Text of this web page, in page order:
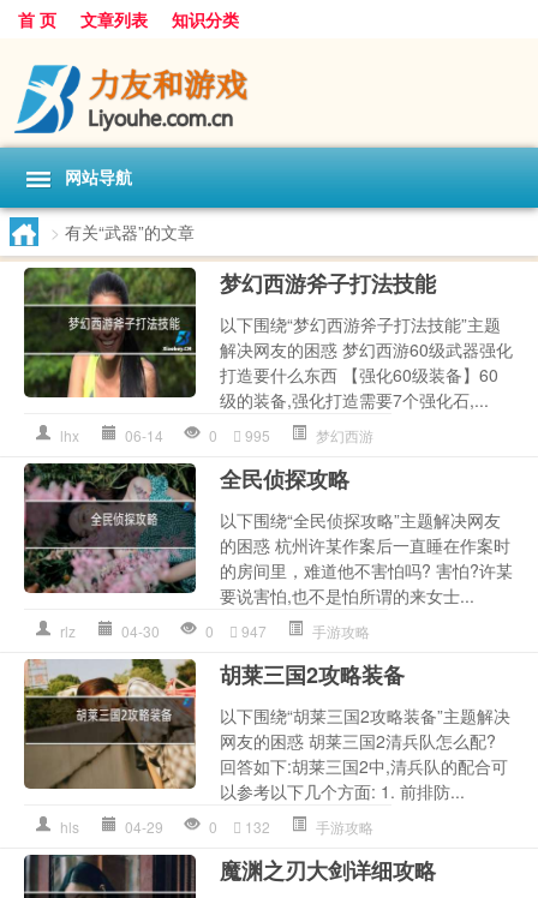
首 页 文章列表 知识分类
网站导航
> 有关“武器”的文章
梦幻西游斧子打法技能
以下围绕“梦幻西游斧子打法技能”主题
解决网友的困惑 梦幻西游60级武器强化
打造要什么东西 【强化60级装备】60
级的装备,强化打造需要7个强化石,...
lhx 06-14 0 995 梦幻西游
全民侦探攻略
以下围绕“全民侦探攻略”主题解决网友
的困惑 杭州许某作案后一直睡在作案时
的房间里，难道他不害怕吗? 害怕?许某
要说害怕,也不是怕所谓的来女士...
rlz 04-30 0 947 手游攻略
胡莱三国2攻略装备
以下围绕“胡莱三国2攻略装备”主题解决
网友的困惑 胡莱三国2清兵队怎么配?
回答如下:胡莱三国2中,清兵队的配合可
以参考以下几个方面: 1. 前排防...
hls 04-29 0 132 手游攻略
魔渊之刃大剑详细攻略